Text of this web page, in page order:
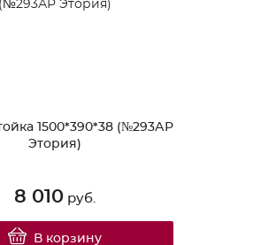
1500*390*38 (№293АР
Этория)
8 010 руб.
В корзину